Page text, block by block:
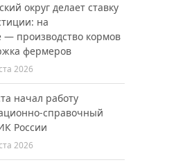
округ делает ставку
на
— производство кормов
фермеров
2026
начал работу
справочный
России
2026